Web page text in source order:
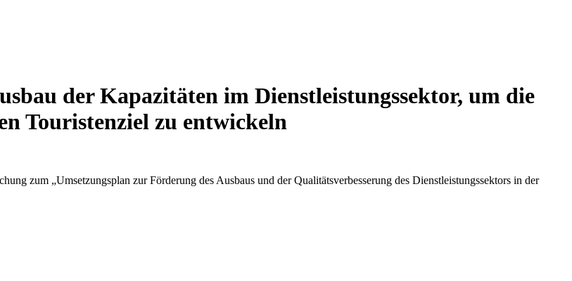
der Kapazitäten im Dienstleistungssektor, um die
Touristenziel zu entwickeln
zum „Umsetzungsplan zur Förderung des Ausbaus und der Qualitätsverbesserung des Dienstleistungssektors in der